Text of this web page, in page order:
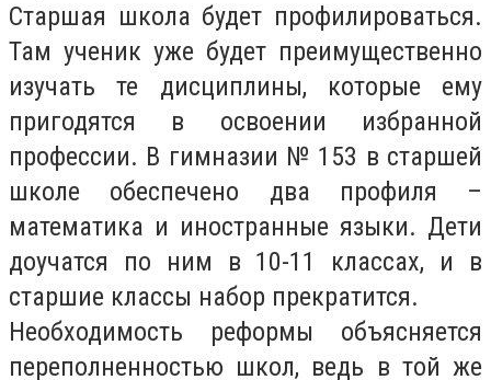
Старшая школа будет профилироваться.
Там ученик уже будет преимущественно
изучать те дисциплины, которые ему
пригодятся в освоении избранной
профессии. В гимназии № 153 в старшей
школе обеспечено два профиля –
математика и иностранные языки. Дети
доучатся по ним в 10-11 классах, и в
старшие классы набор прекратится.
Необходимость реформы объясняется
переполненностью школ, ведь в той же